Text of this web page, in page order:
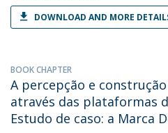
DOWNLOAD AND MORE
BOOK CHAPTER
A percepção e
através das plataformas
Estudo de caso: a Marca